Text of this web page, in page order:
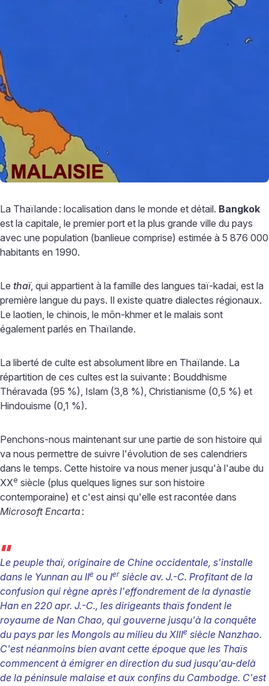
La Thaïlande : localisation dans le monde et détail. Bangkok
est la capitale, le premier port et la plus grande ville du pays
avec une population (banlieue comprise) estimée à 5 876 000
habitants en 1990.
Le thaï, qui appartient à la famille des langues taï-kadai, est la
première langue du pays. Il existe quatre dialectes régionaux.
Le laotien, le chinois, le môn-khmer et le malais sont
également parlés en Thaïlande.
La liberté de culte est absolument libre en Thaïlande. La
répartition de ces cultes est la suivante : Bouddhisme
Théravada (95 %), Islam (3,8 %), Christianisme (0,5 %) et
Hindouisme (0,1 %).
Penchons-nous maintenant sur une partie de son histoire qui
va nous permettre de suivre l'évolution de ses calendriers
dans le temps. Cette histoire va nous mener jusqu'à l'aube du
XXe siècle (plus quelques lignes sur son histoire
contemporaine) et c'est ainsi qu'elle est racontée dans
Microsoft Encarta:
“
Le peuple thaï, originaire de Chine occidentale, s'installe
dans le Yunnan au IIe ou Ier siècle av. J.-C. Profitant de la
confusion qui règne après l'effondrement de la dynastie
Han en 220 apr. J.-C., les dirigeants thaïs fondent le
royaume de Nan Chao, qui gouverne jusqu'à la conquête
du pays par les Mongols au milieu du XIIIe siècle Nanzhao.
C'est néanmoins bien avant cette époque que les Thaïs
commencent à émigrer en direction du sud jusqu'au-delà
de la péninsule malaise et aux confins du Cambodge. C'est